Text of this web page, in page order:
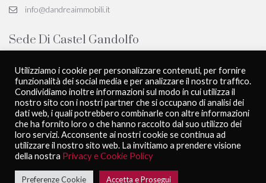
info@dandreaimmobili.it
Sede Di Castel Gandolfo
RM
06 9339 3020 - 333 7640698
info@dandreaimmobili.it
D'Andrea Immobili - All rights reservedPrivacy Policy
Powered byPubliworkComunicare
Utilizziamo i cookie per personalizzare contenuti, per fornire
funzionalità dei social media e per analizzare il nostro traffico.
Condividiamo inoltre informazioni sul modo in cui utilizza il
nostro sito con i nostri partner che si occupano di analisi dei
dati web, i quali potrebbero combinarle con altre informazioni
che ha fornito loro o che hanno raccolto dal suo utilizzo dei
loro servizi. Acconsente ai nostri cookie se continua ad
utilizzare il nostro sito web. La invitiamo a prendere visione
della nostra Privacy e Cookie Policy
Preferenze Cookie Accetta e Prosegui